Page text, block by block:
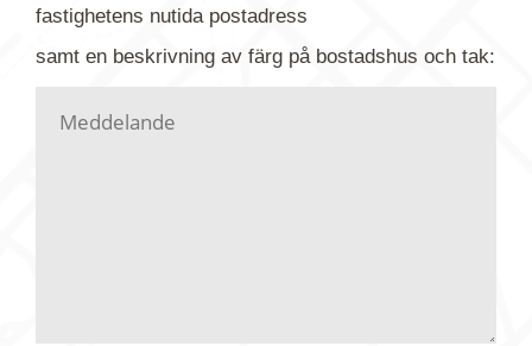
kontaktar dig så fort vi kan, givetvis utan
fastighetens nutidapostadress
samt en beskrivning av färg på bostadshus och tak: